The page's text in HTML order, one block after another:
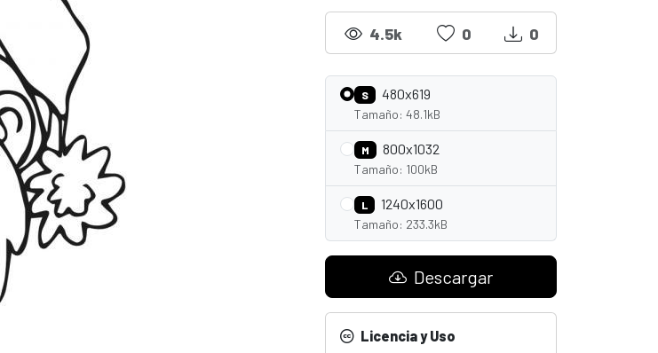
4.5k 0 0
S 480x619
Tamaño: 48.1kB
M 800x1032
Tamaño: 100kB
L 1240x1600
Tamaño: 233.3kB
Descargar
Licencia y Uso